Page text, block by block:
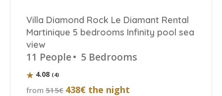
Villa Diamond Rock Le Diamant Rental
Martinique 5 bedrooms Infinity pool sea
view
11 People• 5 Bedrooms
4.08 (4)
from 515€ 438€ the night